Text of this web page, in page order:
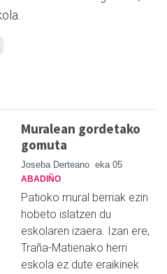
Muralean gordetako
gomuta
Joseba Derteano eka 05
ABADIÑO
Patioko mural berriak ezin
hobeto islatzen du
eskolaren izaera. Izan ere,
Traña-Matienako herri
eskola ez dute eraikinek